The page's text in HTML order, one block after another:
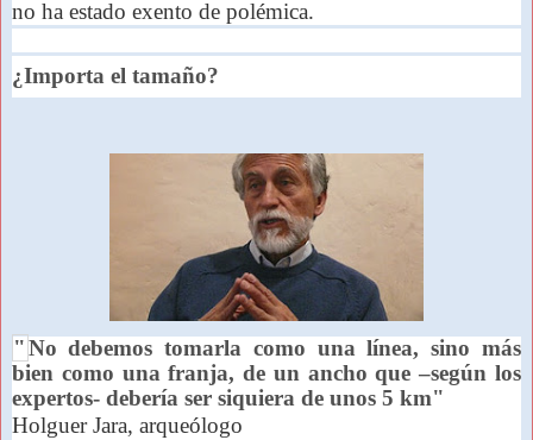
no ha estado exento de polémica.
¿Importa el tamaño?
"No debemos tomarla como una línea, sino más
bien como una franja, de un ancho que –según los
expertos- debería ser siquiera de unos 5 km"
Holguer Jara, arqueólogo